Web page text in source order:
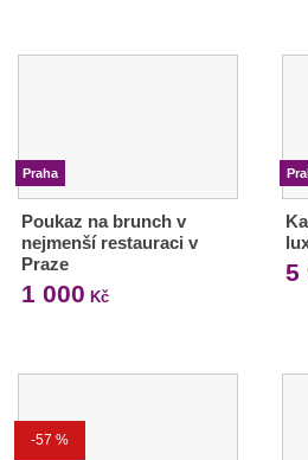
Praha
Poukaz na brunch v
nejmenší restauraci v
Praze
1 000 Kč
5
-57 %